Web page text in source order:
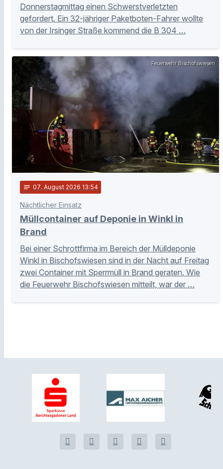
Donnerstagmittag einen Schwerstverletzten
gefordert. Ein 32-jähriger Paketboten-Fahrer wollte
von der Irsinger Straße kommend die B 304 …
Feuerwehr Bischofswiesen
notes 07. August 2026 13:54
Nächtlicher Einsatz
Müllcontainer auf Deponie in Winkl in
Brand
Bei einer Schrottfirma im Bereich der Mülldeponie
Winkl in Bischofswiesen sind in der Nacht auf Freitag
zwei Container mit Sperrmüll in Brand geraten. Wie
die Feuerwehr Bischofswiesen mitteilt, war der …